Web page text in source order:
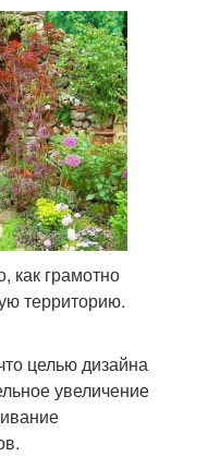
как грамотно
территорию.
целью дизайна
увеличение